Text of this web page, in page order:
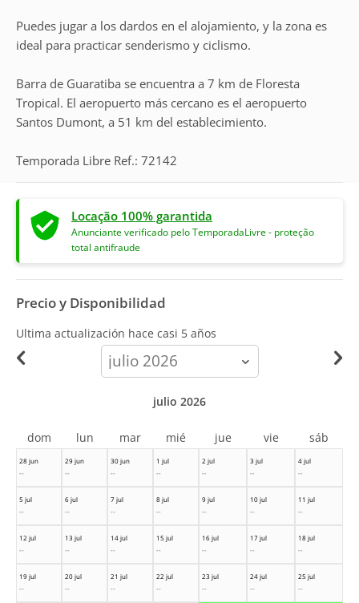
Puedes jugar a los dardos en el alojamiento, y la zona es
ideal para practicar senderismo y ciclismo.
Barra de Guaratiba se encuentra a 7 km de Floresta
Tropical. El aeropuerto más cercano es el aeropuerto
Santos Dumont, a 51 km del establecimiento.
Temporada Libre Ref.: 72142
Locação 100% garantida
Anunciante verificado pelo TemporadaLivre - proteção
total antifraude
Precio y Disponibilidad
Ultima actualización hace casi 5 años
calendar-
month
28 jun
--
29 jun
--
30 jun
--
1 jul
--
2 jul
--
3 jul
--
4 jul
--
5 jul
--
6 jul
--
7 jul
--
8 jul
--
9 jul
--
10 jul
--
11 jul
--
12 jul
--
13 jul
--
14 jul
--
15 jul
--
16 jul
--
17 jul
--
18 jul
--
19 jul
--
20 jul
--
21 jul
--
22 jul
--
23 jul
--
24 jul
--
25 jul
--
julio 2026
dom lun mar mié jue vie sáb